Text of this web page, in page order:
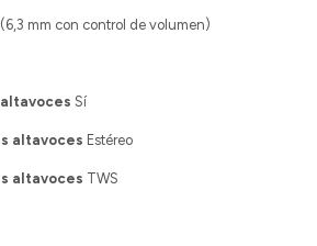
(6,3 mm con control de volumen)
Sí
altavoces Estéreo
altavoces TWS